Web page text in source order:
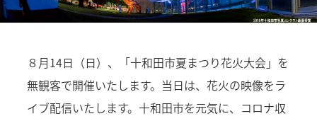
８月14日（日）、「十和田市夏まつり花火大会」を
無観客で開催いたします。当日は、花火の映像をラ
イブ配信いたします。十和田市を元気に、コロナ収